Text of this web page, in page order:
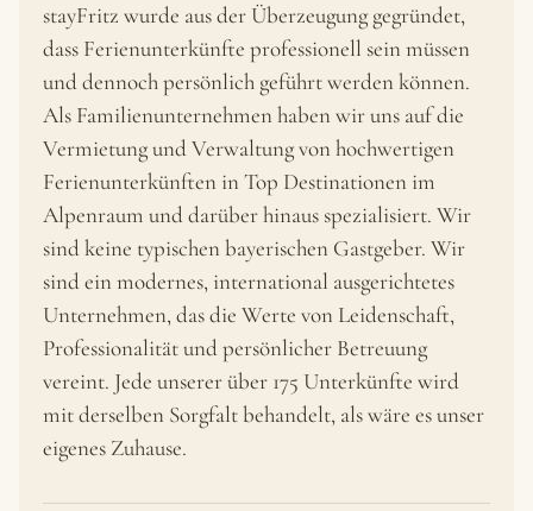
stayFritz wurde aus der Überzeugung gegründet,
dass Ferienunterkünfte professionell sein müssen
und dennoch persönlich geführt werden können.
Als Familienunternehmen haben wir uns auf die
Vermietung und Verwaltung von hochwertigen
Ferienunterkünften in Top Destinationen im
Alpenraum und darüber hinaus spezialisiert. Wir
sind keine typischen bayerischen Gastgeber. Wir
sind ein modernes, international ausgerichtetes
Unternehmen, das die Werte von Leidenschaft,
Professionalität und persönlicher Betreuung
vereint. Jede unserer über 175 Unterkünfte wird
mit derselben Sorgfalt behandelt, als wäre es unser
eigenes Zuhause.